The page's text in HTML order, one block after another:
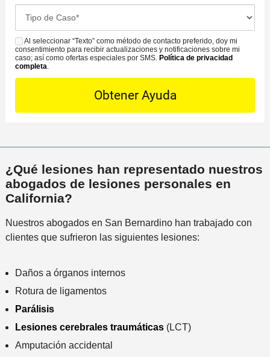
C
o
n
t
t
P
e
f
e
i
c
ó
n
d
e
i
e
n
t
e
o
i
c
i
n
e
r
c
n
a
l
n
c
i
d
s
e
D
e
a
*
S
M
S
Al seleccionar “Texto” como método de contacto preferido, doy mi
consentimiento para recibir actualizaciones y notificaciones sobre mi
caso; así como ofertas especiales por SMS. Política de privacidad
completa
¿Qué lesiones han representado nuestros
abogados de lesiones personales en
California?
Nuestros abogados en San Bernardino han trabajado con
clientes que sufrieron las siguientes lesiones:
Daños a órganos internos
Rotura de ligamentos
Parálisis
Lesiones cerebrales traumáticas(LCT)
Amputación accidental